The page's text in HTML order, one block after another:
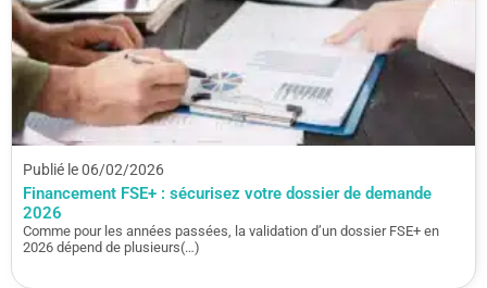
Publié le 06/02/2026
Financement FSE+ : sécurisez votre dossier de demande
2026
Comme pour les années passées, la validation d’un dossier FSE+ en
2026 dépend de plusieurs(…)